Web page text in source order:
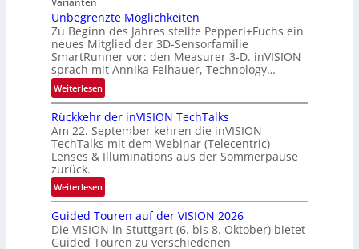
a
u
m
f
a
h
r
t
t
e
c
h
i
k
t
n
e
r
s
c
h
a
f
t
i
s
c
h
Unbegrenzte Möglichkeiten
Zu Beginn des Jahres stellte Pepperl+Fuchs ein
neues Mitglied der 3D-Sensorfamilie
SmartRunner vor: den Measurer 3-D. inVISION
sprach mit Annika Felhauer, Technology…
Weiterlesen:
U
n
b
e
g
r
e
z
t
Rückkehr der inVISION TechTalks
Am 22. September kehren die inVISION
TechTalks mit dem Webinar (Telecentric)
Lenses & Illuminations aus der Sommerpause
zurück.
Weiterlesen:
R
ü
c
Guided Touren auf der VISION 2026
Die VISION in Stuttgart (6. bis 8. Oktober) bietet
Guided Touren zu verschiedenen